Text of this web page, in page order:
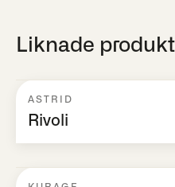
Liknade
ASTRID
Rivoli